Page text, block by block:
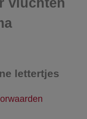
vluchten
lettertjes